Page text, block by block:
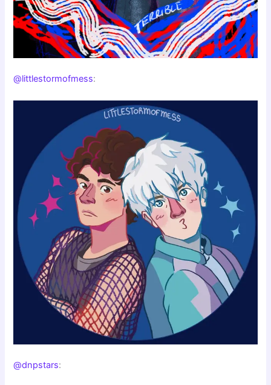
@littlestormofmess:
@dnpstars: